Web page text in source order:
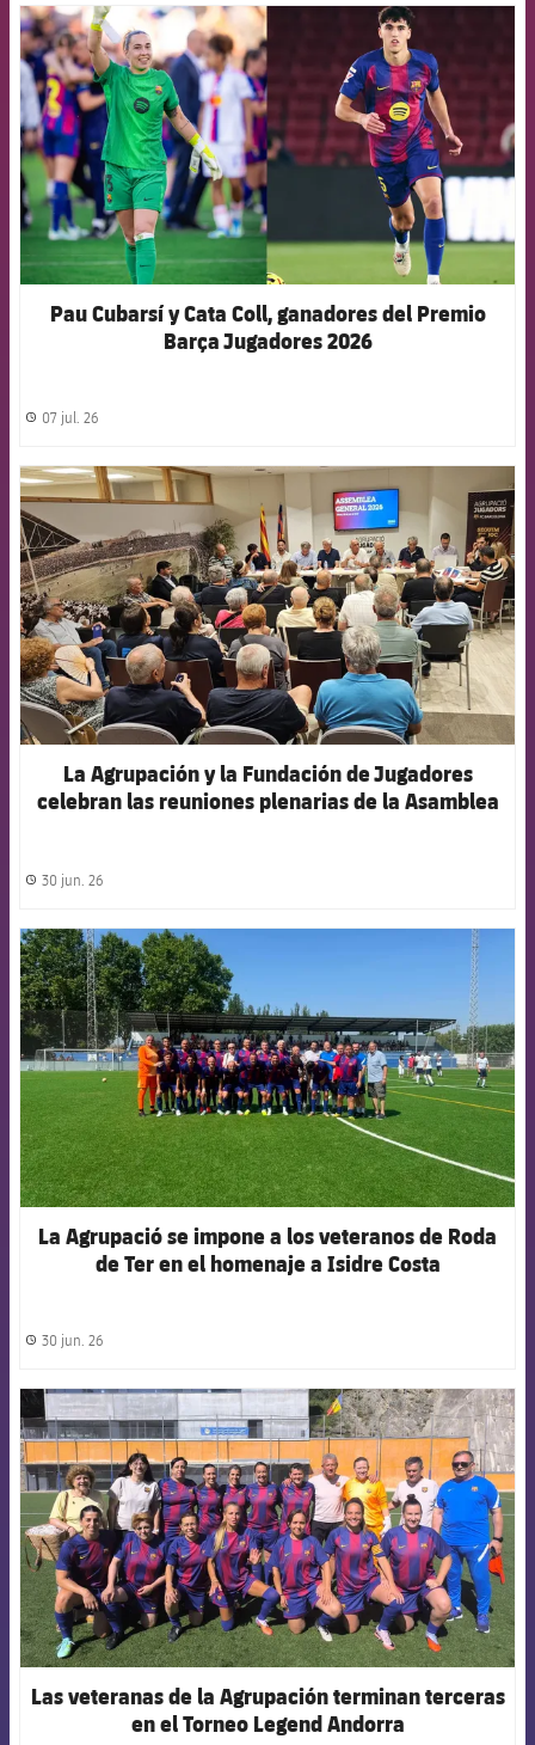
FCB Barcelona badge
Pau Cubarsí y Cata Coll, ganadores del Premio
Barça Jugadores 2026
label.share.clock
07 jul. 26
FCB Barcelona badge
La Agrupación y la Fundación de Jugadores
celebran las reuniones plenarias de la Asamblea
label.share.clock
30 jun. 26
La Agrupació se impone a los veteranos de Roda
de Ter en el homenaje a Isidre Costa
label.share.clock
30 jun. 26
FCB Barcelona badge
Las veteranas de la Agrupación terminan terceras
en el Torneo Legend Andorra